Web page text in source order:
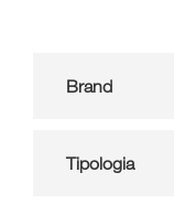
Brand
Tipologia